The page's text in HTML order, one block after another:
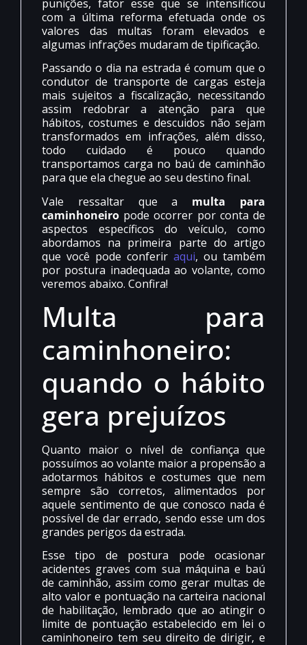
punições, fator esse que se intensificou
com a última reforma efetuada onde os
valores das multas foram elevados e
algumas infrações mudaram de tipificação.
Passando o dia na estrada é comum que o
condutor de transporte de cargas esteja
mais sujeitos a fiscalização, necessitando
assim redobrar a atenção para que
hábitos, costumes e descuidos não sejam
transformados em infrações, além disso,
todo cuidado é pouco quando
transportamos carga no baú de caminhão
para que ela chegue ao seu destino final.
Vale ressaltar que a multa para
caminhoneiro pode ocorrer por conta de
aspectos específicos do veículo, como
abordamos na primeira parte do artigo
que você pode conferir aqui, ou também
por postura inadequada ao volante, como
veremos abaixo. Confira!
Multa para
caminhoneiro:
quando o hábito
gera prejuízos
Quanto maior o nível de confiança que
possuímos ao volante maior a propensão a
adotarmos hábitos e costumes que nem
sempre são corretos, alimentados por
aquele sentimento de que conosco nada é
possível de dar errado, sendo esse um dos
grandes perigos da estrada.
Esse tipo de postura pode ocasionar
acidentes graves com sua máquina e baú
de caminhão, assim como gerar multas de
alto valor e pontuação na carteira nacional
de habilitação, lembrado que ao atingir o
limite de pontuação estabelecido em lei o
caminhoneiro tem seu direito de dirigir, e